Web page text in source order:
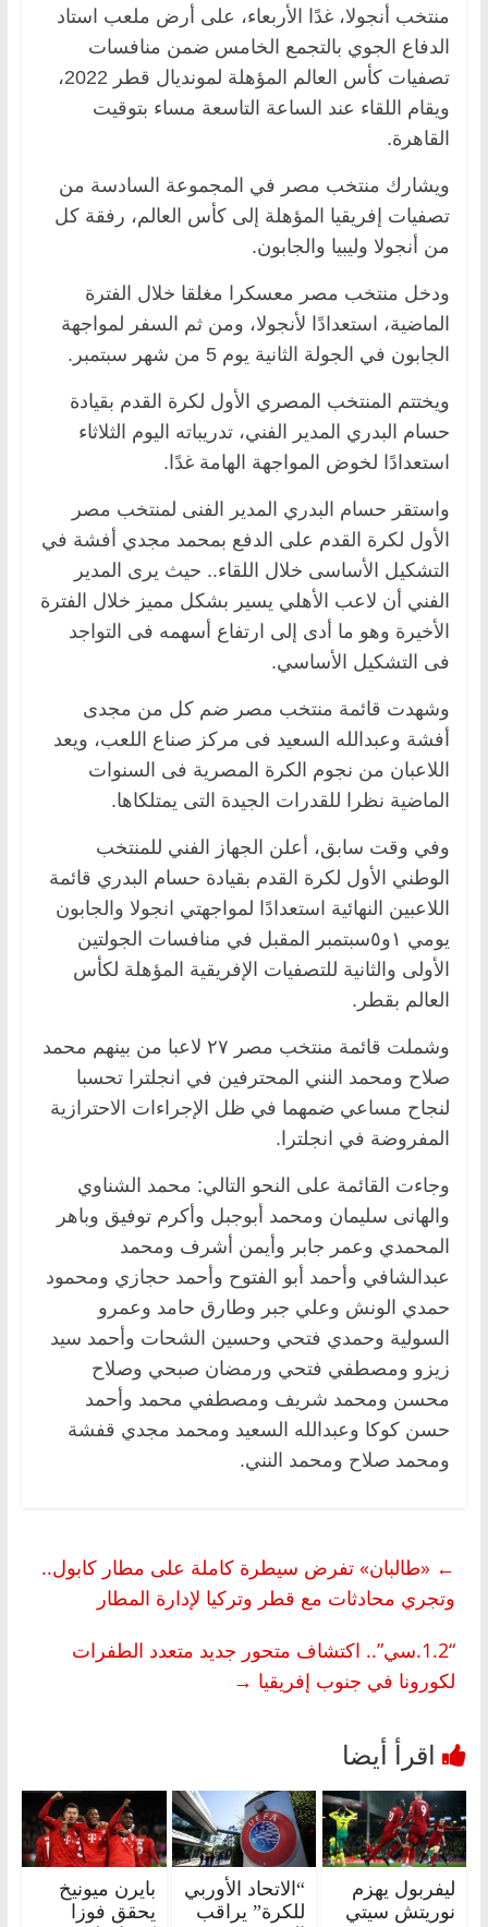
منتخب أنجولا، غدًا الأربعاء، على أرض ملعب استاد
الدفاع الجوي بالتجمع الخامس ضمن منافسات
تصفيات كأس العالم المؤهلة لمونديال قطر 2022،
ويقام اللقاء عند الساعة التاسعة مساء بتوقيت
القاهرة.
ويشارك منتخب مصر في المجموعة السادسة من
تصفيات إفريقيا المؤهلة إلى كأس العالم، رفقة كل
من أنجولا وليبيا والجابون.
ودخل منتخب مصر معسكرا مغلقا خلال الفترة
الماضية، استعدادًا لأنجولا، ومن ثم السفر لمواجهة
الجابون في الجولة الثانية يوم 5 من شهر سبتمبر.
ويختتم المنتخب المصري الأول لكرة القدم بقيادة
حسام البدري المدير الفني، تدريباته اليوم الثلاثاء
استعدادًا لخوض المواجهة الهامة غدًا.
واستقر حسام البدري المدير الفنى لمنتخب مصر
الأول لكرة القدم على الدفع بمحمد مجدي أفشة في
التشكيل الأساسى خلال اللقاء.. حيث يرى المدير
الفني أن لاعب الأهلي يسير بشكل مميز خلال الفترة
الأخيرة وهو ما أدى إلى ارتفاع أسهمه فى التواجد
فى التشكيل الأساسي.
وشهدت قائمة منتخب مصر ضم كل من مجدى
أفشة وعبدالله السعيد فى مركز صناع اللعب، ويعد
اللاعبان من نجوم الكرة المصرية فى السنوات
الماضية نظرا للقدرات الجيدة التى يمتلكاها.
وفي وقت سابق، أعلن الجهاز الفني للمنتخب
الوطني الأول لكرة القدم بقيادة حسام البدري قائمة
اللاعبين النهائية استعدادًا لمواجهتي انجولا والجابون
يومي ١و٥سبتمبر المقبل في منافسات الجولتين
الأولى والثانية للتصفيات الإفريقية المؤهلة لكأس
العالم بقطر.
وشملت قائمة منتخب مصر ٢٧ لاعبا من بينهم محمد
صلاح ومحمد النني المحترفين في انجلترا تحسبا
لنجاح مساعي ضمهما في ظل الإجراءات الاحترازية
المفروضة في انجلترا.
وجاءت القائمة على النحو التالي: محمد الشناوي
والهانى سليمان ومحمد أبوجبل وأكرم توفيق وباهر
المحمدي وعمر جابر وأيمن أشرف ومحمد
عبدالشافي وأحمد أبو الفتوح وأحمد حجازي ومحمود
حمدي الونش وعلي جبر وطارق حامد وعمرو
السولية وحمدي فتحي وحسين الشحات وأحمد سيد
زيزو ومصطفي فتحي ورمضان صبحي وصلاح
محسن ومحمد شريف ومصطفي محمد وأحمد
حسن كوكا وعبدالله السعيد ومحمد مجدي قفشة
ومحمد صلاح ومحمد النني.
← «طالبان» تفرض سيطرة كاملة على مطار كابول..
وتجري محادثات مع قطر وتركيا لإدارة المطار
“1.2.سي”.. اكتشاف متحور جديد متعدد الطفرات
لكورونا في جنوب إفريقيا →
ليفربول يهزم
نوريتش سيتي
“الاتحاد الأوربي
للكرة” يراقب
بايرن ميونيخ
يحقق فوزا